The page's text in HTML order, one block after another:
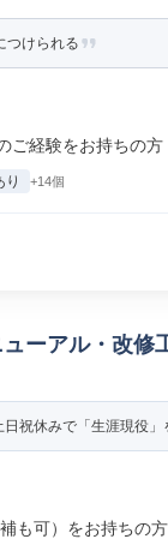
つけられる
経験をお持ちの方
り +14個
ーアル・改修
祝休みで「生涯現役
も可）をお持ちの方